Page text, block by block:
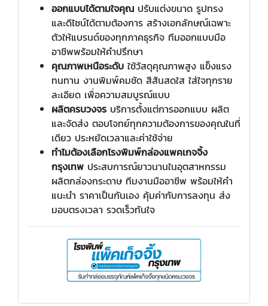
ออกแบบได้ตามใจคุณ ปรับแต่งขนาด รูปทรง
และดีไซน์ได้ตามต้องการ สร้างเอกลักษณ์เฉพาะ
ตัวให้แบรนด์ของทุกภาคธุรกิจ ทีมออกแบบมือ
อาชีพพร้อมให้คำปรึกษา
คุณภาพเหนือระดับ ใช้วัสดุคุณภาพสูง แข็งแรง
ทนทาน งานพิมพ์คมชัด สีสันสดใส ใส่ใจทุกราย
ละเอียด เพื่อความสมบูรณ์แบบ
ผลิตครบวงจร บริการตั้งแต่การออกแบบ ผลิต
และจัดส่ง ตอบโจทย์ทุกความต้องการของคุณในที่
เดียว ประหยัดเวลาและค่าใช้จ่าย
ทำไมต้องเลือกโรงพิมพ์กล่องแพคเกจจิ้ง
กรุงเทพ ประสบการณ์ยาวนานในอุตสาหกรรม
ผลิตกล่องกระดาษ ทีมงานมืออาชีพ พร้อมให้คำ
แนะนำ ราคาเป็นกันเอง คุ้มค่ากับการลงทุน ส่ง
มอบตรงเวลา รวดเร็วทันใจ